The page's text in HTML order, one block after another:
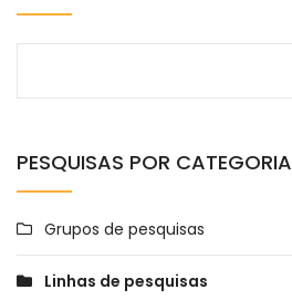
PESQUISAS POR CATEGORIA
Grupos de pesquisas
Linhas de pesquisas